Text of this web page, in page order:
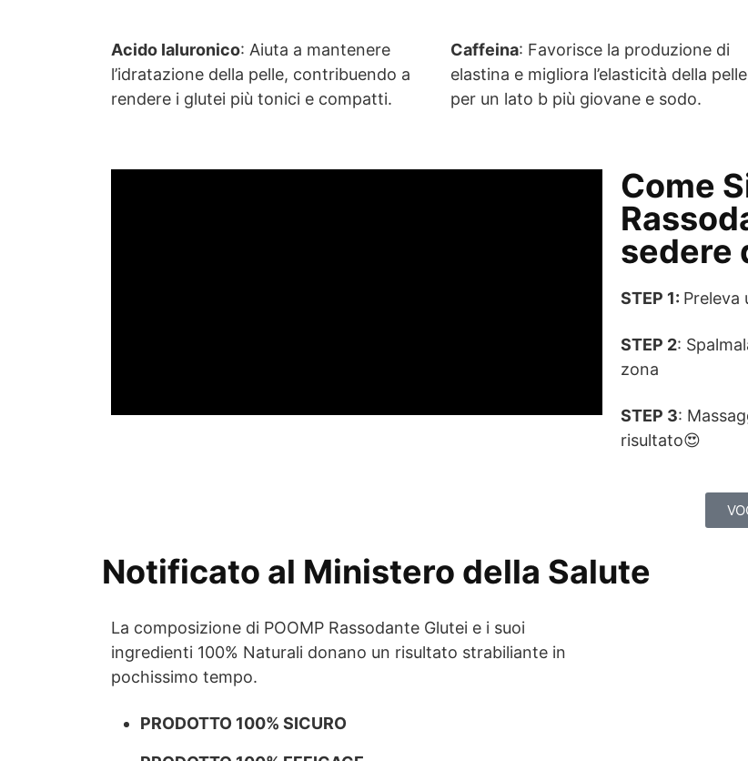
Acido Ialuronico: Aiuta a mantenere
l’idratazione della pelle, contribuendo a
rendere i glutei più tonici e compatti.
Caffeina: Favorisce la produzione di
elastina e migliora l’elasticità della
per un lato b più giovane e sodo.
Come
sedere
STEP 1: Preleva
STEP 2:
zona
STEP 3:
risultato😍
Notificato al Ministero della Salute
La composizione di POOMP Rassodante Glutei e i suoi
ingredienti 100% Naturali donano un risultato strabiliante in
pochissimo tempo.
PRODOTTO 100% SICURO